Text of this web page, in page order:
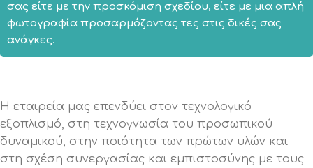
σας είτε με την προσκόμιση σχεδίου, είτε με μια απλή
φωτογραφία προσαρμόζοντας τες στις δικές σας
ανάγκες.
Η εταιρεία μας επενδύει στον τεχνολογικό
εξοπλισμό, στη τεχνογνωσία του προσωπικού
δυναμικού, στην ποιότητα των πρώτων υλών και
στη σχέση συνεργασίας και εμπιστοσύνης με τους